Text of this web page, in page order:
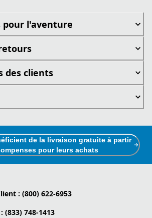
pour l'aventure
des clients
de la livraison gratuite à partir
pour leurs achats
: (800) 622-6953
(833) 748-1413